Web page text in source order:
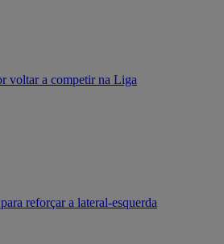
voltar a competir na Liga
reforçar a lateral-esquerda